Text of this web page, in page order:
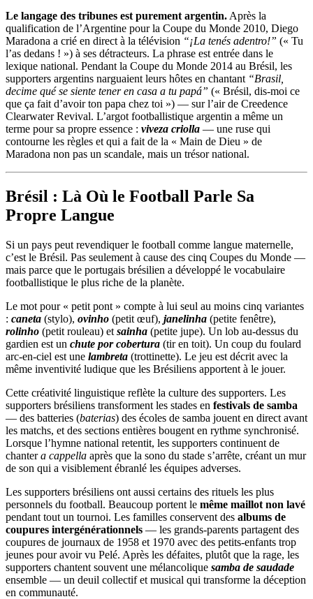
Le langage des tribunes est purement argentin. Après la
qualification de l’Argentine pour la Coupe du Monde 2010, Diego
Maradona a crié en direct à la télévision “¡La tenés adentro!” (« Tu
l’as dedans ! ») à ses détracteurs. La phrase est entrée dans le
lexique national. Pendant la Coupe du Monde 2014 au Brésil, les
supporters argentins narguaient leurs hôtes en chantant “Brasil,
decime qué se siente tener en casa a tu papá” (« Brésil, dis-moi ce
que ça fait d’avoir ton papa chez toi ») — sur l’air de Creedence
Clearwater Revival. L’argot footballistique argentin a même un
terme pour sa propre essence : viveza criolla — une ruse qui
contourne les règles et qui a fait de la « Main de Dieu » de
Maradona non pas un scandale, mais un trésor national.
Brésil : Là Où le Football Parle Sa
Propre Langue
Si un pays peut revendiquer le football comme langue maternelle,
c’est le Brésil. Pas seulement à cause des cinq Coupes du Monde —
mais parce que le portugais brésilien a développé le vocabulaire
footballistique le plus riche de la planète.
Le mot pour « petit pont » compte à lui seul au moins cinq variantes
: caneta (stylo), ovinho (petit œuf), janelinha (petite fenêtre),
rolinho (petit rouleau) et sainha (petite jupe). Un lob au-dessus du
gardien est un chute por cobertura (tir en toit). Un coup du foulard
arc-en-ciel est une lambreta (trottinette). Le jeu est décrit avec la
même inventivité ludique que les Brésiliens apportent à le jouer.
Cette créativité linguistique reflète la culture des supporters. Les
supporters brésiliens transforment les stades en festivals de samba
— des batteries (baterias) des écoles de samba jouent en direct avant
les matchs, et des sections entières bougent en rythme synchronisé.
Lorsque l’hymne national retentit, les supporters continuent de
chantera cappella après que la sono du stade s’arrête, créant un mur
de son qui a visiblement ébranlé les équipes adverses.
Les supporters brésiliens ont aussi certains des rituels les plus
personnels du football. Beaucoup portent le même maillot non lavé
pendant tout un tournoi. Les familles conservent des albums de
coupures intergénérationnels — les grands-parents partagent des
coupures de journaux de 1958 et 1970 avec des petits-enfants trop
jeunes pour avoir vu Pelé. Après les défaites, plutôt que la rage, les
supporters chantent souvent une mélancolique samba de saudade
ensemble — un deuil collectif et musical qui transforme la déception
en communauté.